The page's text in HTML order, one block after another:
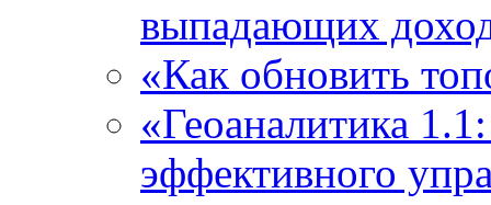
выпадающих
«Как обновить
«Геоаналитика
эффективного